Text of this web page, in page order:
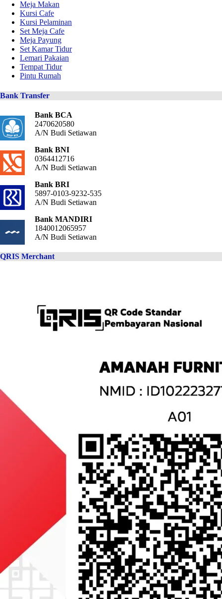
Meja Makan
Kursi Cafe
Kursi Pelaminan
Set Meja Cafe
Meja Payung
Set Kamar Tidur
Lemari Pakaian
Tempat Tidur
Pintu Rumah
Bank Transfer
Bank BCA
2470620580
A/N Budi Setiawan
Bank BNI
0364412716
A/N Budi Setiawan
Bank BRI
5897-0103-9232-535
A/N Budi Setiawan
Bank MANDIRI
1840012065957
A/N Budi Setiawan
QRIS Merchant